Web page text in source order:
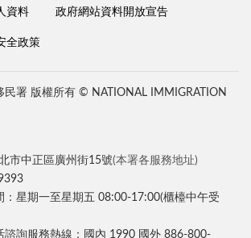
資料 政府網站資料開放宣告
全政策
民署 版權所有 © NATIONAL IMMIGRATION
市中正區廣州街15號(本署各服務地址)
：星期一至星期五 08:00-17:00(櫃檯中午受
諮詢服務熱線：國內 1990 國外 886-800-